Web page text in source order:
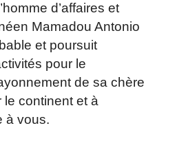
d’affaires et
Mamadou Antonio
et poursuit
pour le
de sa chère
le continent et à
à vous.